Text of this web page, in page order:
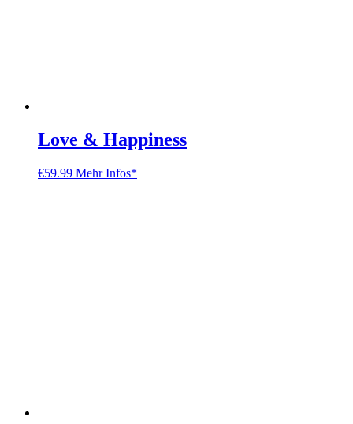
Love & Happiness
€59.99 Mehr Infos*